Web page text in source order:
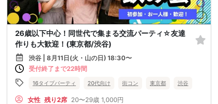
26歳以下中心！同世代で集まる交流パーティ☆友達
作りも大歓迎！(東京都/渋谷)
渋谷 | 8月11日(火・山の日) 18:30〜
受付終了まで22時間
16タイプパーティ 20代向け 街コン 東京都 渋谷
女性 残り2席 20〜29歳 1,000円